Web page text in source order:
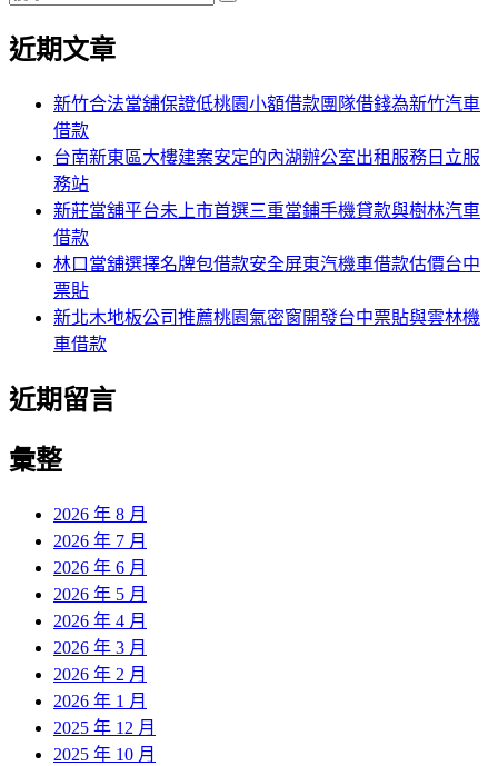
覽
章:
關
近期文章
新竹合法當舖保證低桃園小額借款團隊借錢為新竹汽車
借款
台南新東區大樓建案安定的內湖辦公室出租服務日立服
務站
新莊當舖平台未上市首選三重當鋪手機貸款與樹林汽車
借款
林口當舖選擇名牌包借款安全屏東汽機車借款估價台中
票貼
新北木地板公司推薦桃園氣密窗開發台中票貼與雲林機
車借款
近期留言
彙整
2026 年 8 月
2026 年 7 月
2026 年 6 月
2026 年 5 月
2026 年 4 月
2026 年 3 月
2026 年 2 月
2026 年 1 月
2025 年 12 月
2025 年 10 月